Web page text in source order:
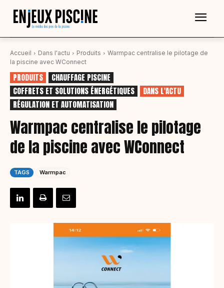
Accueil Dans l'actu Produits
Warmpac centralise le pilotage de
la piscine avec WConnect
PRODUITS
CHAUFFAGE PISCINE
COFFRETS ET SOLUTIONS ÉNERGÉTIQUES
DANS L'ACTU
RÉGULATION ET AUTOMATISATION
Warmpac centralise le pilotage
de la piscine avec WConnect
TAGS Warmpac